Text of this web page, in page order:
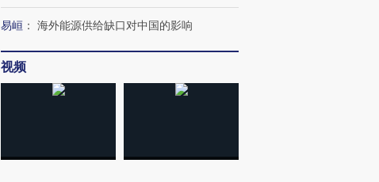
易峘 ： 海外能源供给缺口对中国的影响
视频